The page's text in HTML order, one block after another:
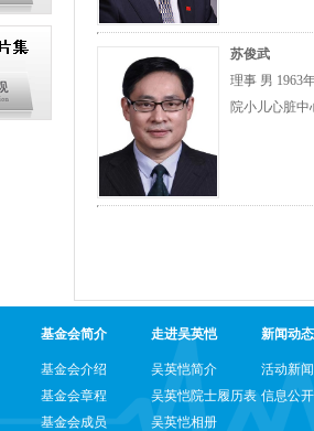
苏俊武
理事 男 1963
院小儿心脏中
基金会简介 走进吴英恺 新闻动态
基金会介绍
基金会章程
基金会成员
吴英恺简介
吴英恺院士履历表
吴英恺相册
活动新闻
信息公开